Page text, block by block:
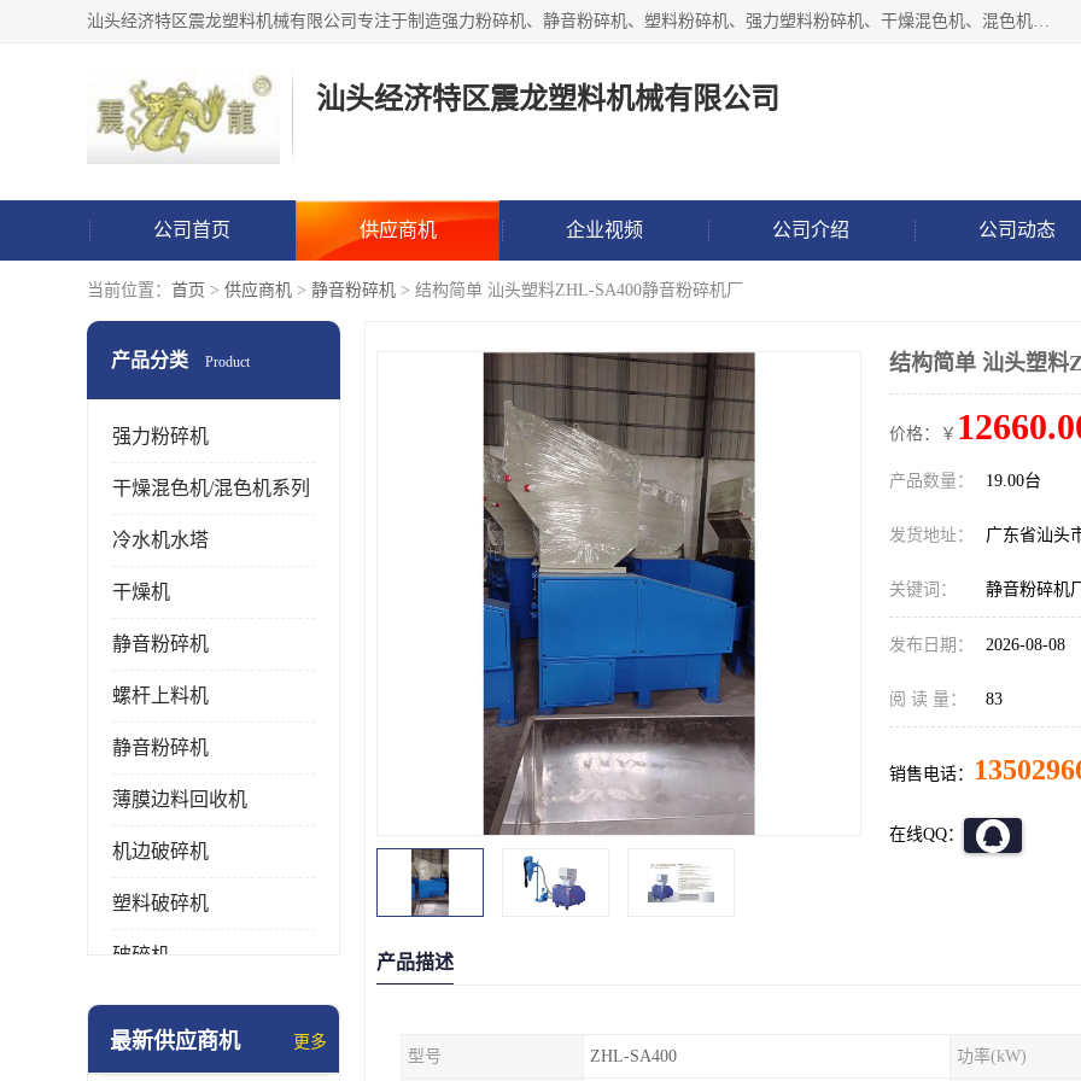
汕头经济特区震龙塑料机械有限公司专注于制造强力粉碎机、静音粉碎机、塑料粉碎机、强力塑料粉碎机、干燥混色机、混色机、冷水机、上料机等塑料辅助机械。
汕头经济特区震龙塑料机械有限公司
公司首页 供应商机 企业视频 公司介绍 公司动态
当前位置： 首页 > 供应商机 > 静音粉碎机 > 结构简单 汕头塑料ZHL-SA400静音粉碎机厂
产品分类 Product
强力粉碎机
干燥混色机/混色机系列
冷水机水塔
干燥机
静音粉碎机
螺杆上料机
静音粉碎机
薄膜边料回收机
机边破碎机
塑料破碎机
破碎机
强力粉碎机
最新供应商机 更多
结构简单 汕头塑料
价格：￥
产品数量： 19.00台
发货地址： 广东省汕头
关键词： 静音粉碎机厂
发布日期： 2026-08-08
阅 读 量： 83
销售电话：
在线QQ：
产品描述
型号 ZHL-SA400 功率(kW)